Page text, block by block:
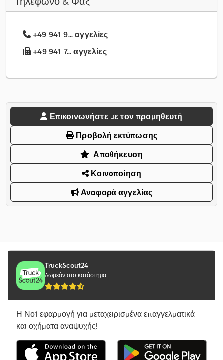
+49 941 9... αγγελίες
+49 941 7... αγγελίες
Επικοινωνήστε με τον προμηθευτή
Προβολή εκτύπωσης
Αποθήκευση
Κοινοποίηση
Αναφορά αγγελίας
TruckScout24
Δωρεάν στο κατάστημα
Η Νο1 εφαρμογή για μεταχειρισμένα επαγγελματικά
και οχήματα αναψυχής!